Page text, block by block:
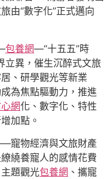
由“數字化”正式邁向
包養網—“十五五”時
立異，催生沉醉式文旅
、研學觀光等新業
為焦點驅動力，推進
網化、數字化、特性
加點。
寵物經濟與文旅財產
繞養寵人的感情花費
題觀光包養網 、攜寵